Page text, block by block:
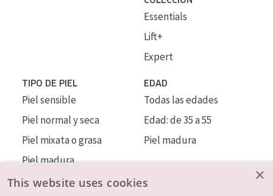
Essentials
Lift+
Expert
TIPO DE PIEL
Piel sensible
Piel normal y seca
Piel mixata o grasa
Piel madura
Piel expuesta al sol
EDAD
Todas las edades
Edad: de 35 a 55
Piel madura
×
This website uses cookies